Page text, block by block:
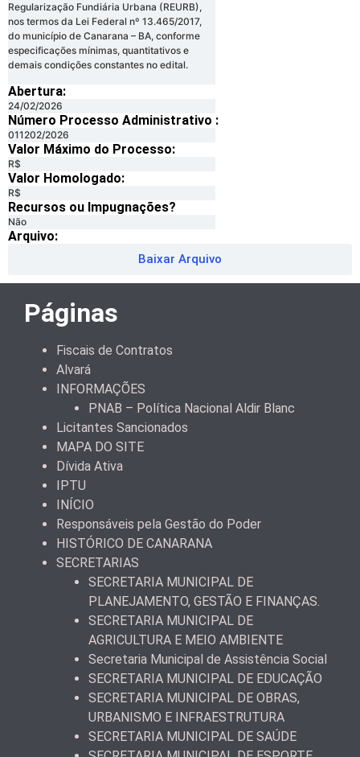
Regularização Fundiária Urbana (REURB),
nos termos da Lei Federal nº 13.465/2017,
do município de Canarana – BA, conforme
especificações mínimas, quantitativos e
demais condições constantes no edital.
Abertura:
24/02/2026
Número Processo Administrativo :
011202/2026
Valor Máximo do Processo: ​
R$
Valor Homologado: ​
R$
Recursos ou Impugnações? ​
Não
Arquivo:
Baixar Arquivo
Páginas
Fiscais de Contratos
Alvará
INFORMAÇÕES
PNAB – Política Nacional Aldir Blanc
Licitantes Sancionados
MAPA DO SITE
Dívida Ativa
IPTU
INÍCIO
Responsáveis pela Gestão do Poder
HISTÓRICO DE CANARANA
SECRETARIAS
SECRETARIA MUNICIPAL DE
PLANEJAMENTO, GESTÃO E FINANÇAS.
SECRETARIA MUNICIPAL DE
AGRICULTURA E MEIO AMBIENTE
Secretaria Municipal de Assistência Social
SECRETARIA MUNICIPAL DE EDUCAÇÃO
SECRETARIA MUNICIPAL DE OBRAS,
URBANISMO E INFRAESTRUTURA
SECRETARIA MUNICIPAL DE SAÚDE